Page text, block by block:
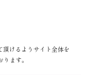
けるようサイト全体を
ます。